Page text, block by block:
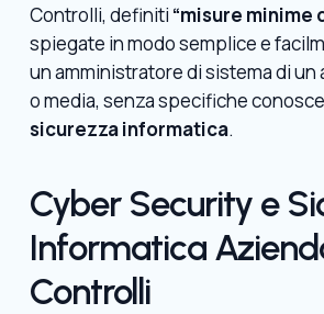
Controlli, definiti “misure minime
spiegate in modo semplice e
un amministratore di sistema di un
o media, senza specifiche
sicurezza informatica.
Cyber Security e
Informatica
Controlli